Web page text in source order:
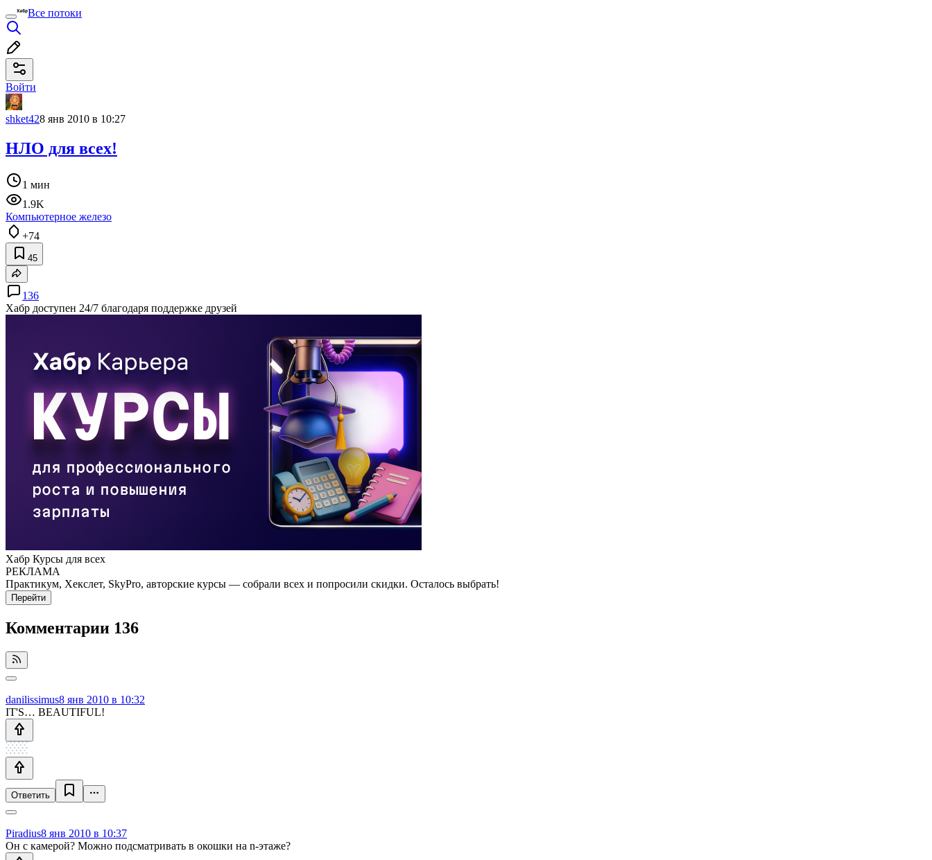
Все потоки
Войти
shket428 янв 2010 в 10:27
НЛО для всех!
1 мин
1.9K
Компьютерное железо
+74
45
136
Хабр доступен 24/7 благодаря поддержке друзей
Хабр Курсы для всех
РЕКЛАМА
Практикум, Хекслет, SkyPro, авторские курсы — собрали всех и попросили скидки. Осталось выбрать!
Перейти
Комментарии 136
danilissimus8 янв 2010 в 10:32
IT'S… BEAUTIFUL!
Ответить
Piradius8 янв 2010 в 10:37
Он с камерой? Можно подсматривать в окошки на n-этаже?